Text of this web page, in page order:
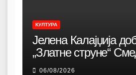
КУЛТУРА
Јелена Калајџија
„Златне струне“
песничке јесени
06/08/2026